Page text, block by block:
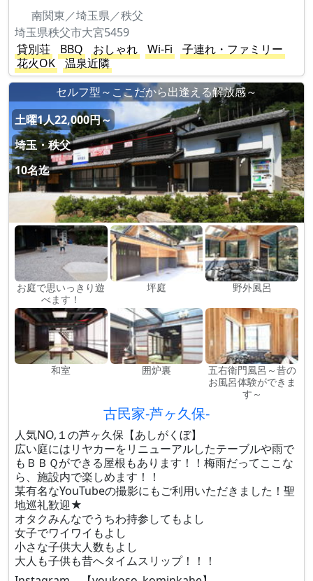
南関東／埼玉県／秩父
埼玉県秩父市大宮5459
貸別荘
BBQ おしゃれ Wi-Fi
子連れ・ファミリー
花火OK
温泉近隣
セルフ型～ここだから出逢える解放感～
土曜1人22,000円～
埼玉・秩父
10名迄
お庭で思いっきり遊
べます！
坪庭 野外風呂
和室 囲炉裏
五右衛門風呂～昔の
お風呂体験ができま
す～
古民家-芦ヶ久保-
人気NO,１の芦ヶ久保【あしがくぼ】
広い庭にはリヤカーをリニューアルしたテーブルや雨で
もＢＢＱができる屋根もあります！！梅雨だってここな
ら、施設内で楽しめます！！
某有名なYouTubeの撮影にもご利用いただきました！聖
地巡礼歓迎★
オタクみんなでうちわ持参してもよし
女子でワイワイもよし
小さな子供大人数もよし
大人も子供も昔へタイムスリップ！！！